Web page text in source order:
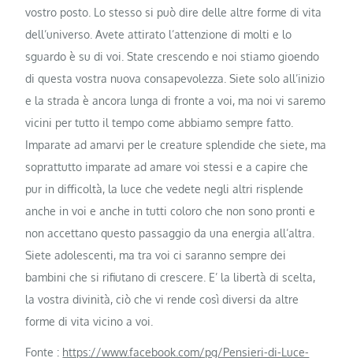
vostro posto. Lo stesso si può dire delle altre forme di vita
dell’universo. Avete attirato l’attenzione di molti e lo
sguardo è su di voi. State crescendo e noi stiamo gioendo
di questa vostra nuova consapevolezza. Siete solo all’inizio
e la strada è ancora lunga di fronte a voi, ma noi vi saremo
vicini per tutto il tempo come abbiamo sempre fatto.
Imparate ad amarvi per le creature splendide che siete, ma
soprattutto imparate ad amare voi stessi e a capire che
pur in difficoltà, la luce che vedete negli altri risplende
anche in voi e anche in tutti coloro che non sono pronti e
non accettano questo passaggio da una energia all’altra.
Siete adolescenti, ma tra voi ci saranno sempre dei
bambini che si rifiutano di crescere. E’ la libertà di scelta,
la vostra divinità, ciò che vi rende così diversi da altre
forme di vita vicino a voi.
Fonte : https://www.facebook.com/pg/Pensieri-di-Luce-